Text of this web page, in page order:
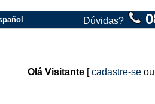
Dúvidas?
Olá Visitante [cadastre-se ou